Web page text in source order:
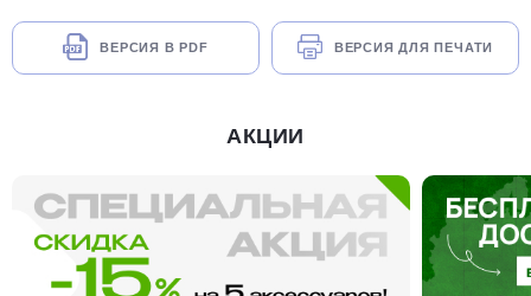
ВЕРСИЯ В PDF ВЕРСИЯ ДЛЯ ПЕЧАТИ
АКЦИИ